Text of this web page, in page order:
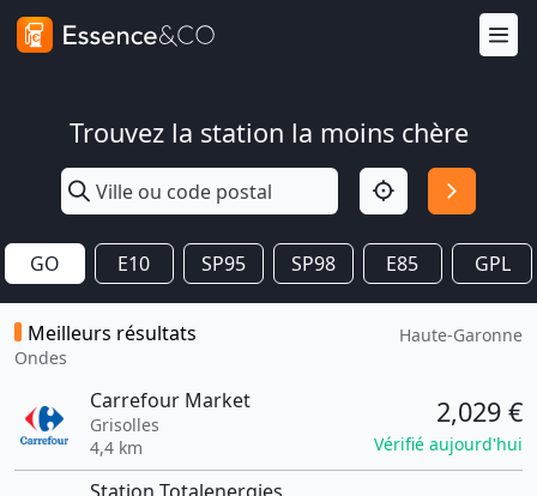
Trouvez la station la moins chère
GO E10 SP95 SP98 E85 GPL
Meilleurs résultats
Ondes
Haute-Garonne
Carrefour Market
Grisolles
4,4 km
2,029 €
Vérifié aujourd'hui